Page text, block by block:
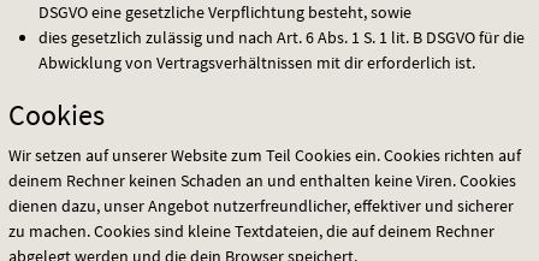
DSGVOeine gesetzliche Verpflichtung besteht, sowie
dies gesetzlich zulässig und nach Art. 6 Abs. 1 S. 1 lit. B DSGVOfür die
Abwicklung von Vertragsverhältnissen mit dir erforderlich ist.
Cookies
Wir setzen auf unserer Website zum Teil Cookies ein. Cookies richten auf
deinem Rechner keinen Schaden an und enthalten keine Viren. Cookies
dienen dazu, unser Angebot nutzerfreundlicher, effektiver und sicherer
zu machen. Cookies sind kleine Textdateien, die auf deinem Rechner
abgelegt werden und die dein Browser speichert.